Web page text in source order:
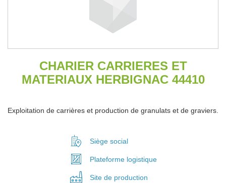
CHARIER CARRIERES ET
MATERIAUX HERBIGNAC 44410
Exploitation de carrières et production de granulats et de graviers.
Siège social
Plateforme logistique
Site de production